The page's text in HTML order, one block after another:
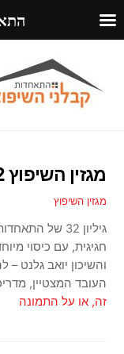
content
מגזין השיפוץ 32
מגזין השיפוץ
גיליון 32 של
חגיגית, עם כיסוי
והשיכון יואב גלנט
העובד המצטיין,
זה, או על התמונה